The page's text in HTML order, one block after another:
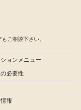
ご相談下さい。
ョンメニュー
必要性
報